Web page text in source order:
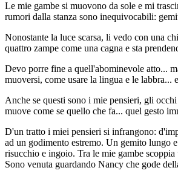
Le mie gambe si muovono da sole e mi
rumori dalla stanza sono inequivocabili:
Nonostante la luce scarsa, li vedo con una
quattro zampe come una cagna e sta
Devo porre fine a quell'abominevole atto...
muoversi, come usare la lingua e le
Anche se questi sono i mie pensieri, gli
muove come se quello che fa... quel gesto
D'un tratto i miei pensieri si infrangono:
ad un godimento estremo. Un gemito lungo
risucchio e ingoio. Tra le mie gambe
Sono venuta guardando Nancy che gode